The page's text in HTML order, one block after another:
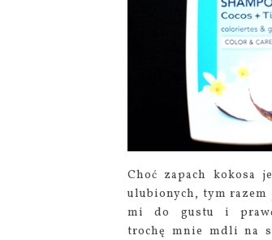
Choć zapach kokosa
ulubionych, tym razem
mi do gustu i
trochę mnie mdli na